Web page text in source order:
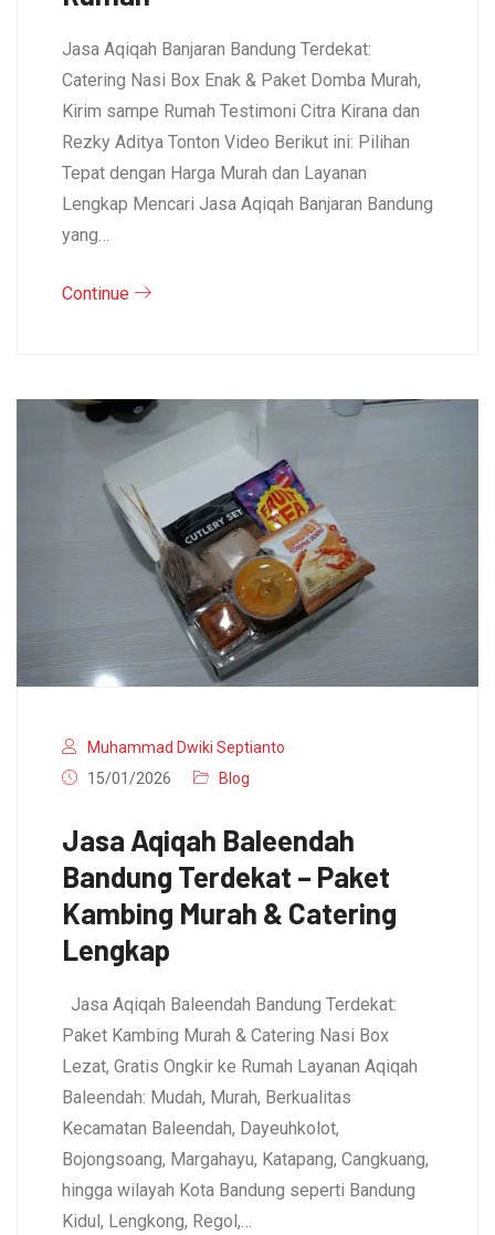
Jasa Aqiqah Banjaran Bandung Terdekat:
Catering Nasi Box Enak & Paket Domba Murah,
Kirim sampe Rumah Testimoni Citra Kirana dan
Rezky Aditya Tonton Video Berikut ini: Pilihan
Tepat dengan Harga Murah dan Layanan
Lengkap Mencari Jasa Aqiqah Banjaran Bandung
yang…
Continue
Muhammad Dwiki Septianto
15/01/2026
Blog
Jasa Aqiqah Baleendah
Bandung Terdekat – Paket
Kambing Murah & Catering
Lengkap
Jasa Aqiqah Baleendah Bandung Terdekat:
Paket Kambing Murah & Catering Nasi Box
Lezat, Gratis Ongkir ke Rumah Layanan Aqiqah
Baleendah: Mudah, Murah, Berkualitas
Kecamatan Baleendah, Dayeuhkolot,
Bojongsoang, Margahayu, Katapang, Cangkuang,
hingga wilayah Kota Bandung seperti Bandung
Kidul, Lengkong, Regol,…